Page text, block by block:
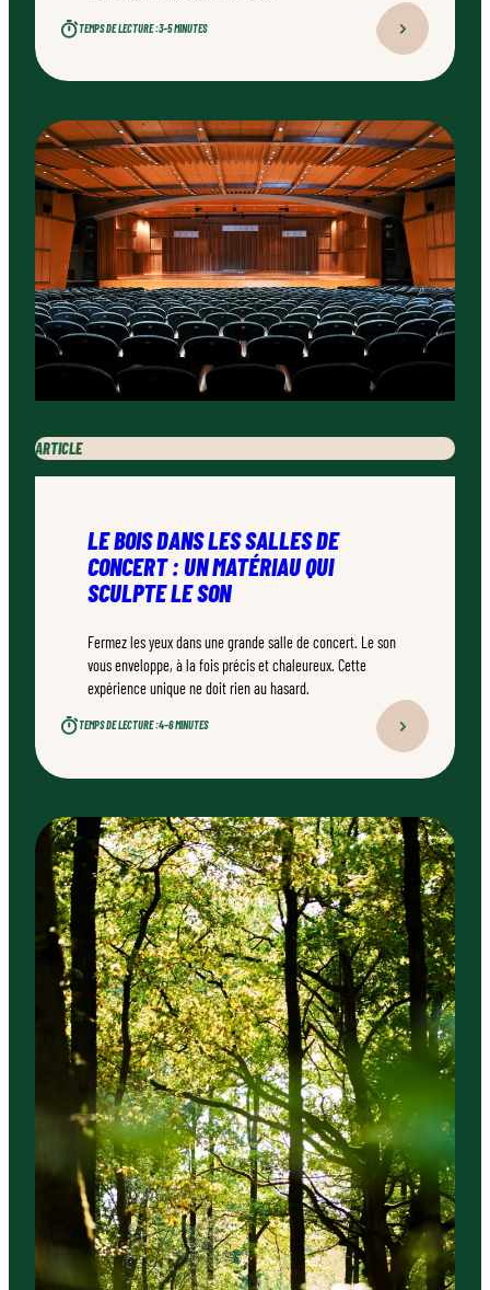
TEMPS DE LECTURE :3–5 MINUTES
ARTICLE
LE BOIS DANS LES SALLES DE
CONCERT : UN MATÉRIAU QUI
SCULPTE LE SON
Fermez les yeux dans une grande salle de concert. Le son
vous enveloppe, à la fois précis et chaleureux. Cette
expérience unique ne doit rien au hasard.
TEMPS DE LECTURE :4–6 MINUTES